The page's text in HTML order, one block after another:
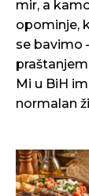
mir, a
opominje,
se bavimo
Mi u BiH
normalan